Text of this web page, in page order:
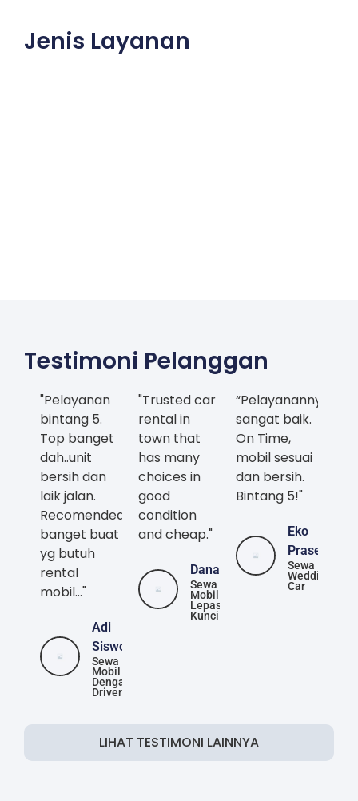
Jenis Layanan
Testimoni Pelanggan
"Pelayanan
bintang 5.
Top banget
dah..unit
bersih dan
laik jalan.
Recomended
banget buat
yg butuh
rental
mobil..."
Adi
Siswoyo
Sewa
Mobil
Dengan
Driver
"Trusted car
rental in
town that
has many
choices in
good
condition
and cheap."
Danang
Sewa
Mobil
Lepas
Kunci
“Pelayanannya
sangat baik.
On Time,
mobil sesuai
dan bersih.
Bintang 5!"
Eko
Prasetya
Sewa
Wedding
Car
LIHAT TESTIMONI LAINNYA